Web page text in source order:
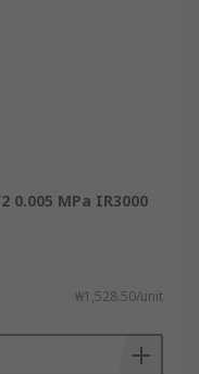
0.005 MPa IR3000
₩1,528.50/unit